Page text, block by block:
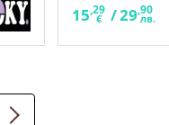
15,29
€ /29,90
лв.